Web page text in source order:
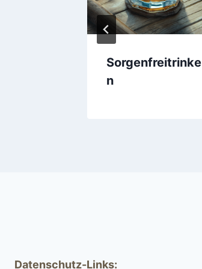
Sorgenfreitrinke
n
Datenschutz-Links: